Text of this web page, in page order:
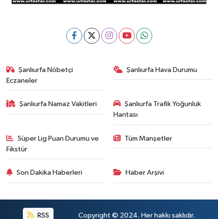
Şanlıurfa Nöbetçi
Eczaneler
Şanlıurfa Hava Durumu
Şanlıurfa Namaz Vakitleri
Şanlıurfa Trafik Yoğunluk
Haritası
Süper Lig Puan Durumu ve
Fikstür
Tüm Manşetler
Son Dakika Haberleri Haber Arşivi
RSS Copyright © 2024. Her hakkı saklıdır.